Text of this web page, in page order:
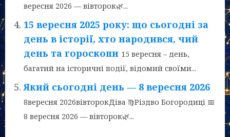
вересня 2026 — вівторок🌿...
15 вересня 2025 року: що сьогодні за
день в історії, хто народився, чий
день та гороскопи 15 вересня – день,
багатий на історичні події, відомий своїми...
Який сьогодні день — 8 вересня 2026
8вересня 2026вівторокДіва ♍Різдво Богородиці 📅
8 вересня 2026 — вівторок🌿...